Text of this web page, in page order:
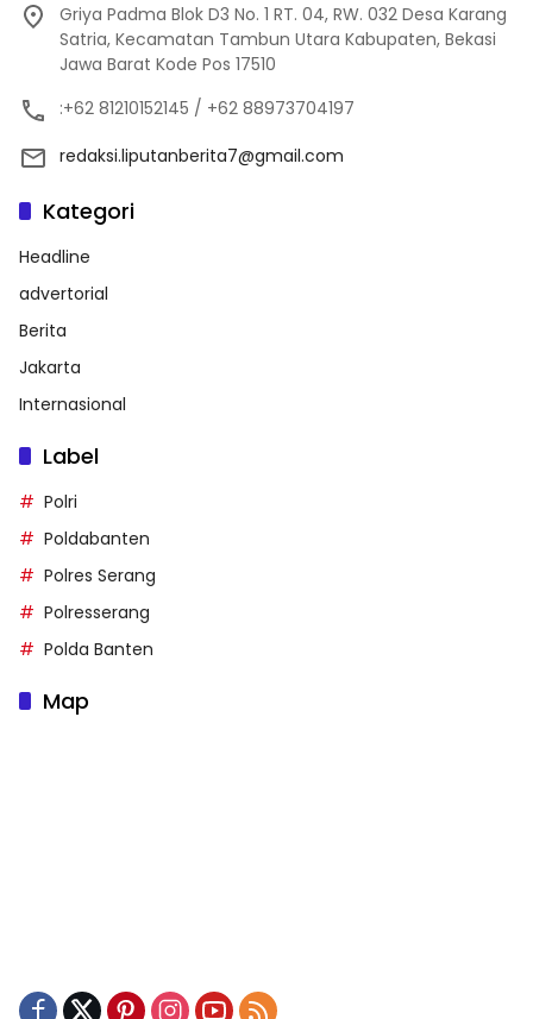
Griya Padma Blok D3 No. 1 RT. 04, RW. 032 Desa Karang
Satria, Kecamatan Tambun Utara Kabupaten, Bekasi
Jawa Barat Kode Pos 17510
:+62 81210152145 / +62 88973704197
redaksi.liputanberita7@gmail.com
Kategori
Headline
advertorial
Berita
Jakarta
Internasional
Label
Polri
Poldabanten
Polres Serang
Polresserang
Polda Banten
Map